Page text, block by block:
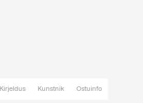
Kirjeldus Kunstnik Ostuinfo